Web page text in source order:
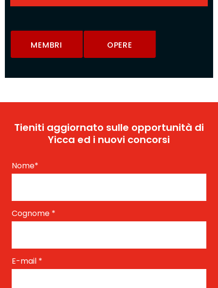
MEMBRI OPERE
Tieniti aggiornato sulle opportunità di
Yicca ed i nuovi concorsi
Nome*
Cognome *
E-mail *